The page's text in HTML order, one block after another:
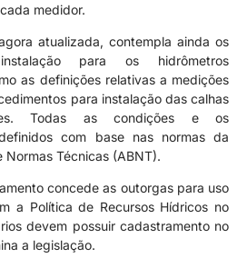
medidor.
atualizada, contempla ainda os
para os hidrômetros
as definições relativas a medições
para instalação das calhas
Todas as condições e os
com base nas normas da
Normas Técnicas (ABNT).
concede as outorgas para uso
a Política de Recursos Hídricos no
devem possuir cadastramento no
a legislação.